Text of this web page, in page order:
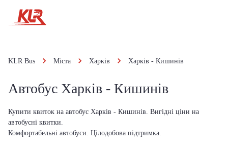
KLR Bus Міста Харків Харків - Кишинів
Автобус Харків - Кишинів
Купити квиток на автобус Харків - Кишинів. Вигідні ціни на
автобусні квитки.
Комфортабельні автобуси. Цілодобова підтримка.